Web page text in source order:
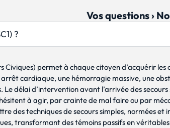
Vos questions ›
?
Civiques) permet à chaque citoyen d’acquérir
cardiaque, une hémorragie massive, une
délai d’intervention avant l’arrivée des
à agir, par crainte de mal faire ou par
des techniques de secours simples, normées
transformant des témoins passifs en